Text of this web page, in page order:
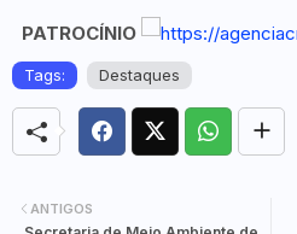
PATROCÍNIO
Tags: Destaques
ANTIGOS